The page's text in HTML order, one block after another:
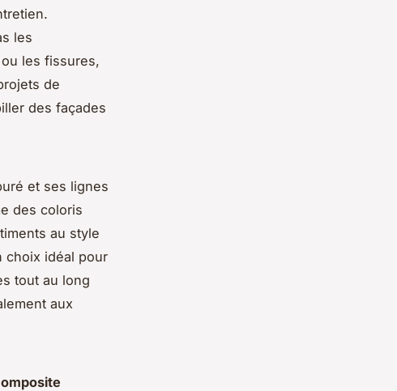
les
les fissures,
de
des façades
et ses lignes
des coloris
au style
choix idéal pour
tout au long
aux